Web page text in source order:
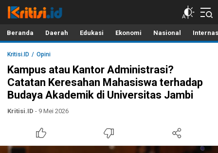
Kritisi.ID
Kritik untuk Negeri!
Beranda Daerah Edukasi Ekonomi Nasional
Kritisi.ID Opini
Kampus atau Kantor Administrasi?
Catatan Keresahan Mahasiswa terhadap
Budaya Akademik di Universitas Jambi
Kritisi.ID - 9 Mei 2026